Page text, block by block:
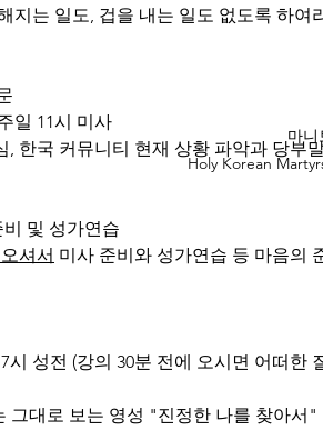
지는 일도, 겁을 내는 일도 없도록 하여
일 11시 미사
, 한국 커뮤니티 현재 상황 파악과 당부
및 성가연습
셔서 미사 준비와 성가연습 등 마음의
시 성전 (강의 30분 전에 오시면 어떠한
그대로 보는 영성 "진정한 나를 찾아서"
마
Holy Korean